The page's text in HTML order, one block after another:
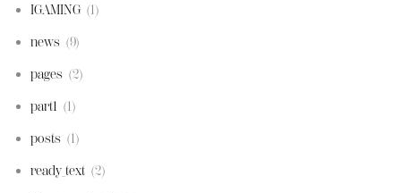
IGAMING (1)
news (9)
pages (2)
part1 (1)
posts (1)
ready_text (2)